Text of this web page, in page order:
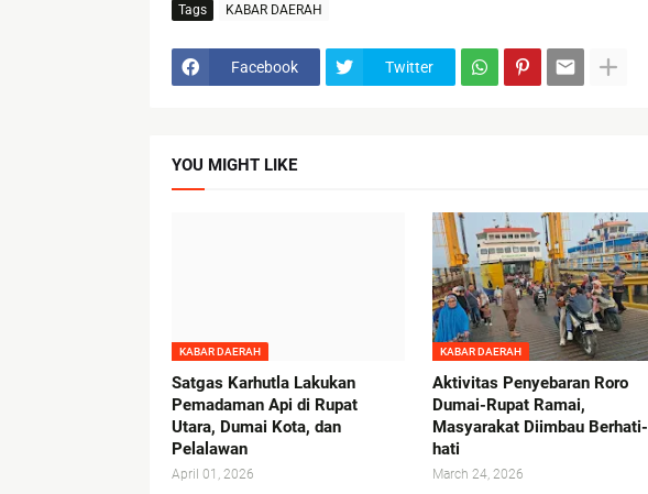
Tags KABAR DAERAH
Facebook Twitter
YOU MIGHT LIKE
KABAR DAERAH
Satgas Karhutla Lakukan
Pemadaman Api di Rupat
Utara, Dumai Kota, dan
Pelalawan
April 01, 2026
KABAR DAERAH
Aktivitas Penyebaran Roro
Dumai-Rupat Ramai,
Masyarakat Diimbau Berhati-
hati
March 24, 2026